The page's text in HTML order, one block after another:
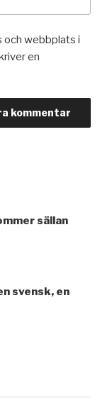
och webbplats i
en
sällan
svensk, en